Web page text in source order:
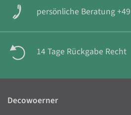
persönliche Beratung
14 Tage Rückgabe Recht
Decowoerner